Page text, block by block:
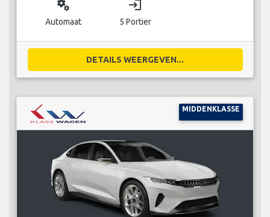
miscellaneous_services
Automaat
login
5 Portier
DETAILS WEERGEVEN...
MIDDENKLASSE